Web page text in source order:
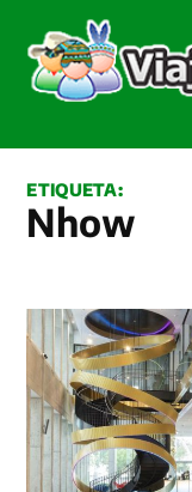
contenido
ETIQUETA:
Nhow